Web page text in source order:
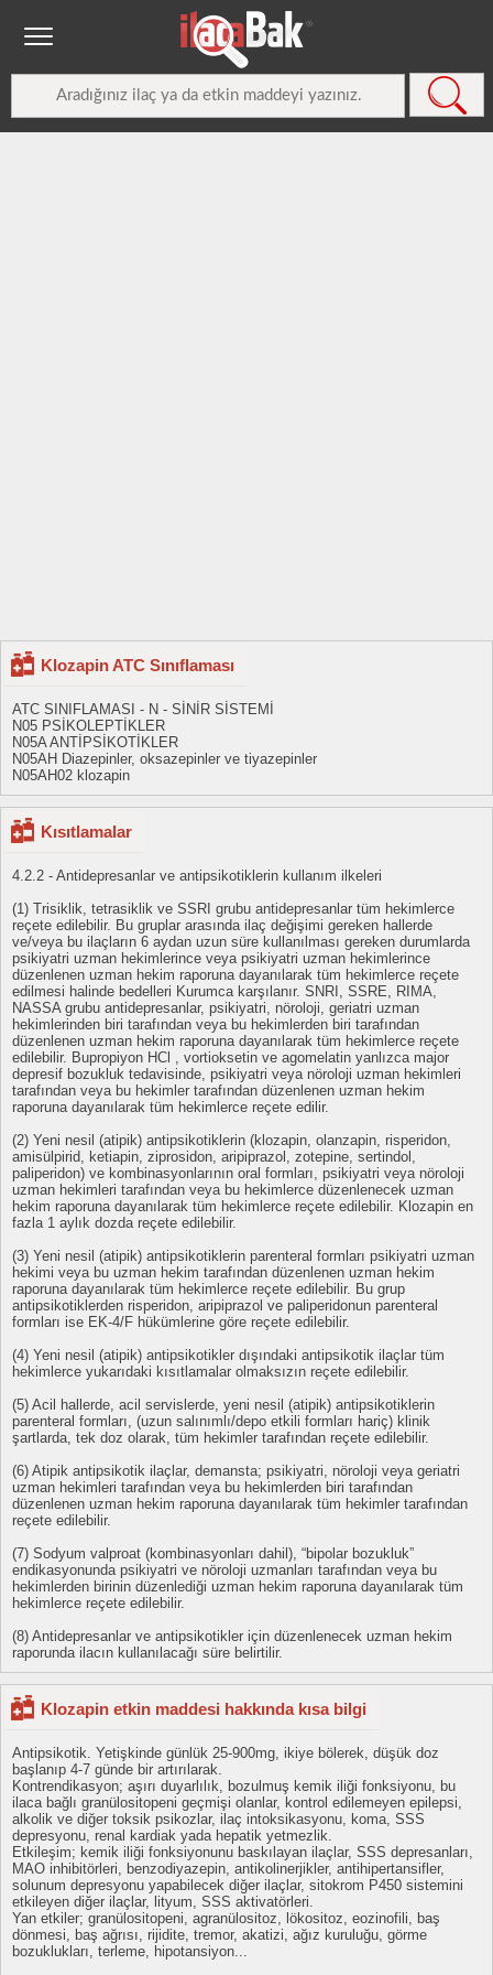
Klozapin ATC Sınıflaması
ATC SINIFLAMASI - N - SİNİR SİSTEMİ
N05 PSİKOLEPTİKLER
N05A ANTİPSİKOTİKLER
N05AH Diazepinler, oksazepinler ve tiyazepinler
N05AH02 klozapin
Kısıtlamalar
4.2.2 - Antidepresanlar ve antipsikotiklerin kullanım ilkeleri
(1) Trisiklik, tetrasiklik ve SSRI grubu antidepresanlar tüm hekimlerce
reçete edilebilir. Bu gruplar arasında ilaç değişimi gereken hallerde
ve/veya bu ilaçların 6 aydan uzun süre kullanılması gereken durumlarda
psikiyatri uzman hekimlerince veya psikiyatri uzman hekimlerince
düzenlenen uzman hekim raporuna dayanılarak tüm hekimlerce reçete
edilmesi halinde bedelleri Kurumca karşılanır. SNRI, SSRE, RIMA,
NASSA grubu antidepresanlar, psikiyatri, nöroloji, geriatri uzman
hekimlerinden biri tarafından veya bu hekimlerden biri tarafından
düzenlenen uzman hekim raporuna dayanılarak tüm hekimlerce reçete
edilebilir. Bupropiyon HCl , vortioksetin ve agomelatin yanlızca major
depresif bozukluk tedavisinde, psikiyatri veya nöroloji uzman hekimleri
tarafından veya bu hekimler tarafından düzenlenen uzman hekim
raporuna dayanılarak tüm hekimlerce reçete edilir.
(2) Yeni nesil (atipik) antipsikotiklerin (klozapin, olanzapin, risperidon,
amisülpirid, ketiapin, ziprosidon, aripiprazol, zotepine, sertindol,
paliperidon) ve kombinasyonlarının oral formları, psikiyatri veya nöroloji
uzman hekimleri tarafından veya bu hekimlerce düzenlenecek uzman
hekim raporuna dayanılarak tüm hekimlerce reçete edilebilir. Klozapin en
fazla 1 aylık dozda reçete edilebilir.
(3) Yeni nesil (atipik) antipsikotiklerin parenteral formları psikiyatri uzman
hekimi veya bu uzman hekim tarafından düzenlenen uzman hekim
raporuna dayanılarak tüm hekimlerce reçete edilebilir. Bu grup
antipsikotiklerden risperidon, aripiprazol ve paliperidonun parenteral
formları ise EK-4/F hükümlerine göre reçete edilebilir.
(4) Yeni nesil (atipik) antipsikotikler dışındaki antipsikotik ilaçlar tüm
hekimlerce yukarıdaki kısıtlamalar olmaksızın reçete edilebilir.
(5) Acil hallerde, acil servislerde, yeni nesil (atipik) antipsikotiklerin
parenteral formları, (uzun salınımlı/depo etkili formları hariç) klinik
şartlarda, tek doz olarak, tüm hekimler tarafından reçete edilebilir.
(6) Atipik antipsikotik ilaçlar, demansta; psikiyatri, nöroloji veya geriatri
uzman hekimleri tarafından veya bu hekimlerden biri tarafından
düzenlenen uzman hekim raporuna dayanılarak tüm hekimler tarafından
reçete edilebilir.
(7) Sodyum valproat (kombinasyonları dahil), “bipolar bozukluk”
endikasyonunda psikiyatri ve nöroloji uzmanları tarafından veya bu
hekimlerden birinin düzenlediği uzman hekim raporuna dayanılarak tüm
hekimlerce reçete edilebilir.
(8) Antidepresanlar ve antipsikotikler için düzenlenecek uzman hekim
raporunda ilacın kullanılacağı süre belirtilir.
Klozapin etkin maddesi hakkında kısa bilgi
Antipsikotik. Yetişkinde günlük 25-900mg, ikiye bölerek, düşük doz
başlanıp 4-7 günde bir artırılarak.
Kontrendikasyon; aşırı duyarlılık, bozulmuş kemik iliği fonksiyonu, bu
ilaca bağlı granülositopeni geçmişi olanlar, kontrol edilemeyen epilepsi,
alkolik ve diğer toksik psikozlar, ilaç intoksikasyonu, koma, SSS
depresyonu, renal kardiak yada hepatik yetmezlik.
Etkileşim; kemik iliği fonksiyonunu baskılayan ilaçlar, SSS depresanları,
MAO inhibitörleri, benzodiyazepin, antikolinerjikler, antihipertansifler,
solunum depresyonu yapabilecek diğer ilaçlar, sitokrom P450 sistemini
etkileyen diğer ilaçlar, lityum, SSS aktivatörleri.
Yan etkiler; granülositopeni, agranülositoz, lökositoz, eozinofili, baş
dönmesi, baş ağrısı, rijidite, tremor, akatizi, ağız kuruluğu, görme
bozuklukları, terleme, hipotansiyon...